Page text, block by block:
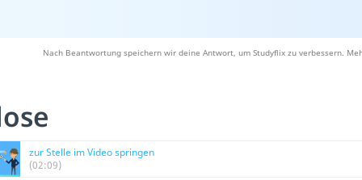
Nach Beantwortung speichern wir deine Antwort, um Studyflix zu verbessern.
zur Stelle im Video springen
(02:09)